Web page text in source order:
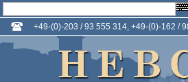
+49-(0)-203 / 93 555 314, +49-(0)-162 /